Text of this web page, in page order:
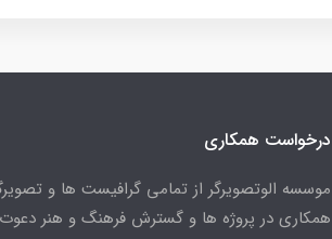
درخواست همکاری
موسسه الوتصویرگر از تمامی گرافیست ها و
همکاری در پروژه ها و گسترش فرهنگ و هنر